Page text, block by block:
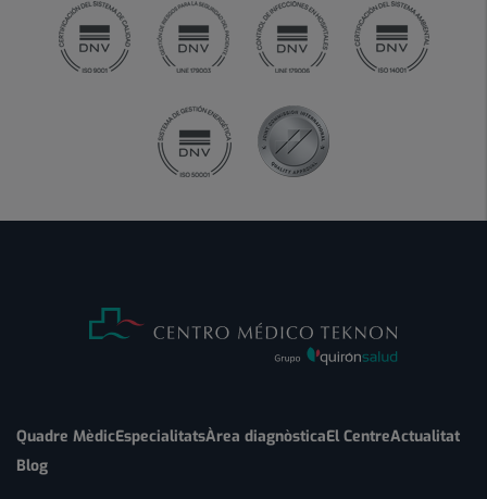
Quadre MèdicEspecialitatsÀrea diagnòsticaEl CentreActualitat
Blog